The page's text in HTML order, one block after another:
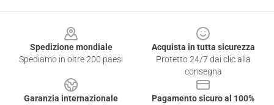
Spedizione mondiale
Spediamo in oltre 200 paesi
Acquista in tutta sicurezza
Protetto 24/7 dai clic alla
consegna
Garanzia internazionale
Pagamento sicuro al 100%